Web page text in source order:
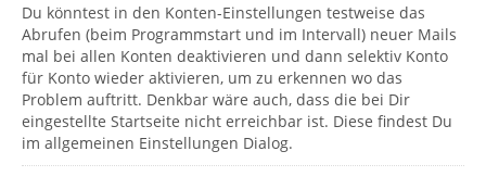
Du könntest in den Konten-Einstellungen testweise das
Abrufen (beim Programmstart und im Intervall) neuer Mails
mal bei allen Konten deaktivieren und dann selektiv Konto
für Konto wieder aktivieren, um zu erkennen wo das
Problem auftritt. Denkbar wäre auch, dass die bei Dir
eingestellte Startseite nicht erreichbar ist. Diese findest Du
im allgemeinen Einstellungen Dialog.